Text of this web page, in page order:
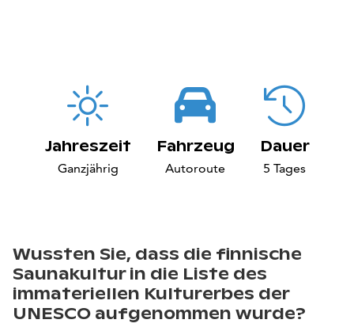
Jahreszeit
Ganzjährig
Fahrzeug
Autoroute
Dauer
5 Tages
Wussten Sie, dass die finnische
Saunakultur in die Liste des
immateriellen Kulturerbes der
UNESCO aufgenommen wurde?